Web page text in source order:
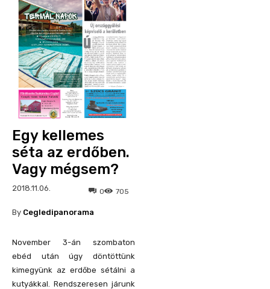
Egy kellemes
séta az erdőben.
Vagy mégsem?
2018.11.06. 705
0
By Cegledipanorama
November 3-án szombaton
ebéd után úgy döntöttünk
kimegyünk az erdőbe sétálni a
kutyákkal. Rendszeresen járunk